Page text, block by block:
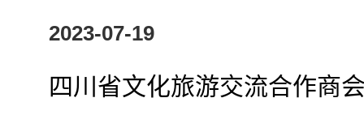
2023-07-19
四川省文化旅游交流合作商